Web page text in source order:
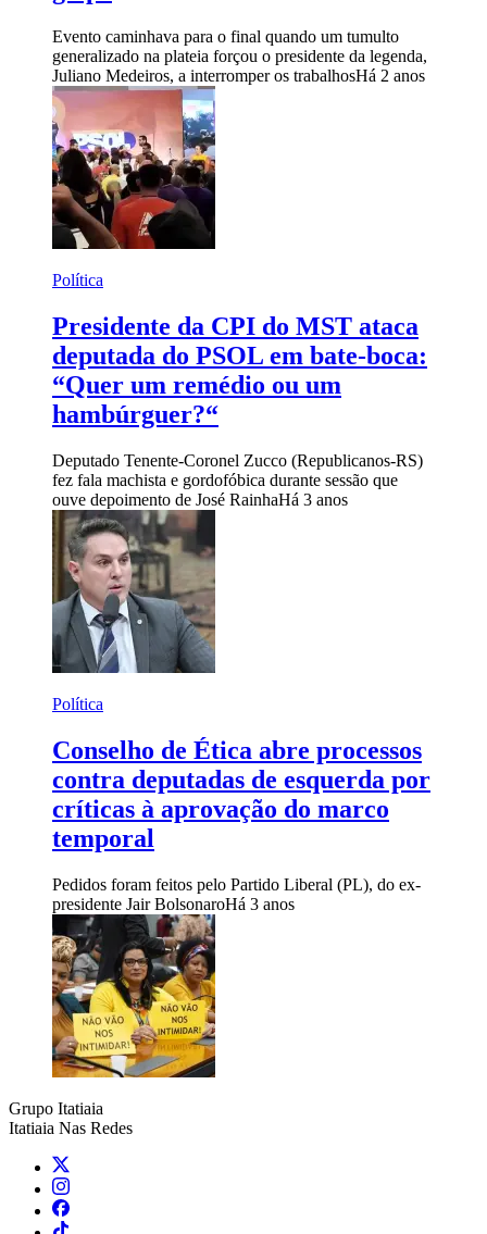
Evento caminhava para o final quando um tumulto
generalizado na plateia forçou o presidente da legenda,
Juliano Medeiros, a interromper os trabalhosHá 2 anos
Política
Presidente da CPI do MST ataca
deputada do PSOL em bate-boca:
“Quer um remédio ou um
hambúrguer?“
Deputado Tenente-Coronel Zucco (Republicanos-RS)
fez fala machista e gordofóbica durante sessão que
ouve depoimento de José RainhaHá 3 anos
Política
Conselho de Ética abre processos
contra deputadas de esquerda por
críticas à aprovação do marco
temporal
Pedidos foram feitos pelo Partido Liberal (PL), do ex-
presidente Jair BolsonaroHá 3 anos
Grupo Itatiaia
Itatiaia Nas Redes